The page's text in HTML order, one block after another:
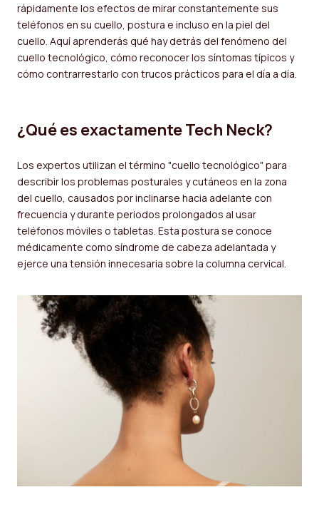
rápidamente los efectos de mirar constantemente sus
teléfonos en su cuello, postura e incluso en la piel del
cuello. Aquí aprenderás qué hay detrás del fenómeno del
cuello tecnológico, cómo reconocer los síntomas típicos y
cómo contrarrestarlo con trucos prácticos para el día a día.
¿Qué es exactamente Tech Neck?
Los expertos utilizan el término "cuello tecnológico" para
describir los problemas posturales y cutáneos en la zona
del cuello, causados ​​por inclinarse hacia adelante con
frecuencia y durante periodos prolongados al usar
teléfonos móviles o tabletas. Esta postura se conoce
médicamente como síndrome de cabeza adelantada y
ejerce una tensión innecesaria sobre la columna cervical.